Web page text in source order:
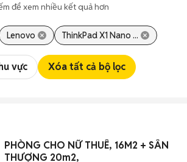
để xem nhiều kết quả hơn
Lenovo ThinkPad X1 Nano ...
vực Xóa tất cả bộ lọc
PHÒNG CHO NỮ THUÊ, 16M2 + SÂN
THƯỢNG 20m2,